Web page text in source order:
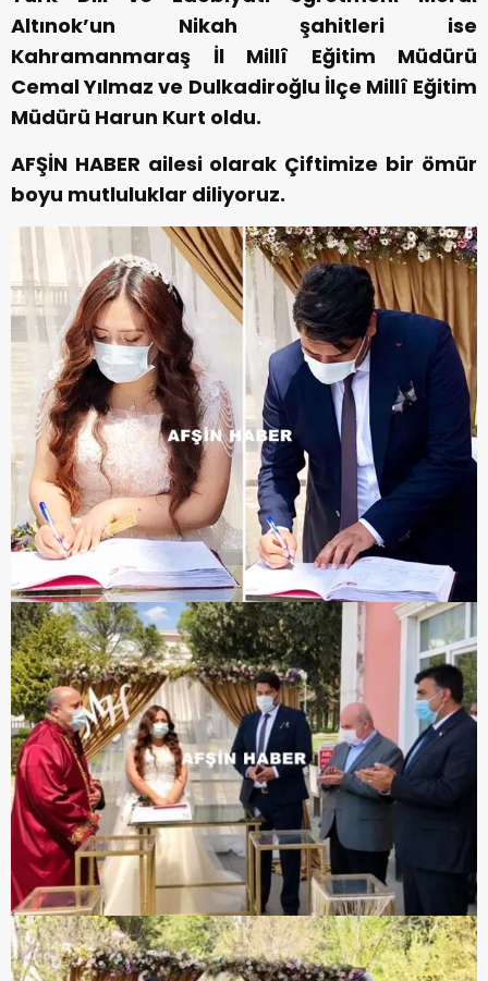
Altınok’un Nikah şahitleri ise
Kahramanmaraş İl Millî Eğitim Müdürü
Cemal Yılmaz ve Dulkadiroğlu İlçe Millî Eğitim
Müdürü Harun Kurt oldu.
AFŞİN HABER ailesi olarak Çiftimize bir ömür
boyu mutluluklar diliyoruz.